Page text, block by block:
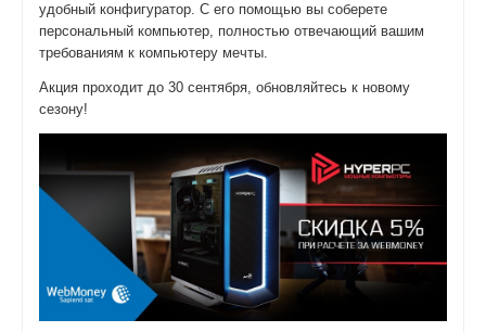
удобный конфигуратор. С его помощью вы соберете
персональный компьютер, полностью отвечающий вашим
требованиям к компьютеру мечты.
Акция проходит до 30 сентября, обновляйтесь к новому
сезону!